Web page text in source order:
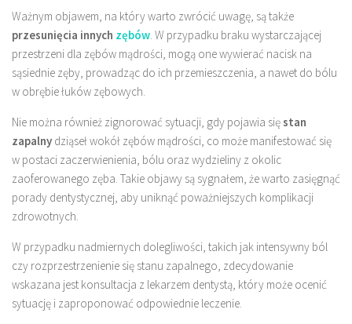
Ważnym objawem, na który warto zwrócić uwagę, są także
przesunięcia innych zębów. W przypadku braku wystarczającej
przestrzeni dla zębów mądrości, mogą one wywierać nacisk na
sąsiednie zęby, prowadząc do ich przemieszczenia, a nawet do bólu
w obrębie łuków zębowych.
Nie można również zignorować sytuacji, gdy pojawia sięstan
zapalny dziąseł wokół zębów mądrości, co może manifestować się
w postaci zaczerwienienia, bólu oraz wydzieliny z okolic
zaoferowanego zęba. Takie objawy są sygnałem, że warto zasięgnąć
porady dentystycznej, aby uniknąć poważniejszych komplikacji
zdrowotnych.
W przypadku nadmiernych dolegliwości, takich jak intensywny ból
czy rozprzestrzenienie się stanu zapalnego, zdecydowanie
wskazana jest konsultacja z lekarzem dentystą, który może ocenić
sytuację i zaproponować odpowiednie leczenie.